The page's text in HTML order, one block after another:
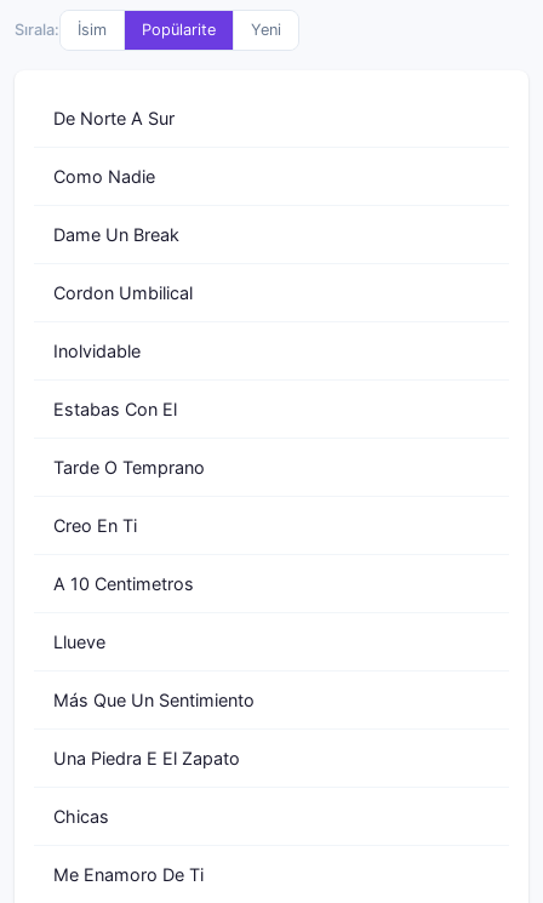
Sırala: İsim Popülarite Yeni
De Norte A Sur
Como Nadie
Dame Un Break
Cordon Umbilical
Inolvidable
Estabas Con El
Tarde O Temprano
Creo En Ti
A 10 Centimetros
Llueve
Más Que Un Sentimiento
Una Piedra E El Zapato
Chicas
Me Enamoro De Ti